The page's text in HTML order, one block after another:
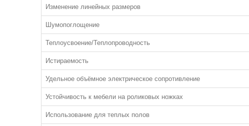
Изменение линейных размеров
Шумопоглощение
Теплоусвоение/Теплопроводность
Истираемость
Удельное объёмное электрическое сопротивление
Устойчивость к мебели на роликовых ножках
Использование для теплых полов